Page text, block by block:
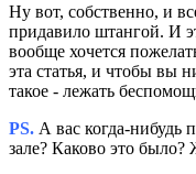
Ну вот, собственно, и
придавило штангой. И
вообще хочется
эта статья, и чтобы вы
такое - лежать
PS. А вас когда-нибудь
зале? Каково это было?